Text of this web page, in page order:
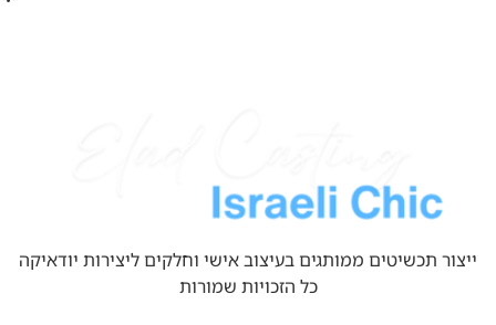
ייצור תכשיטים ממותגים בעיצוב אישי וחלקים ליצירות יודאיקה
כל הזכויות שמורות